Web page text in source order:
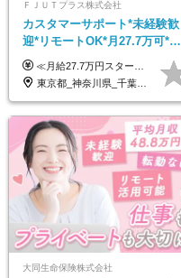
ＦＪＵＴプラス株式会社
カスタマーサポート*未経験歓
迎*リモートOK*月27.7万可*賞
与年2回*転勤なし*連休
OK/ZE010232
≪月給27.7万円スタートも可／賞与年2回≫ ■月給21万円～27.7万円＋各種手当＋賞与年2回 ※給与は勤務地に応じて変更します ※年齢や経験・スキルなどを考慮して決定します ※時間外手当は全額支給 ※上記は初年度の月給となります ※試用期間3ヶ月（その他待遇に差異はありません） 【固定残業代について】 なし（残業代は、実際の労働時間に応じて別途全額支給）
東京都_神奈川県_千葉県_大阪府_愛知県_北海道_長野県_石川県_広島県_福岡県
大同生命保険株式会社